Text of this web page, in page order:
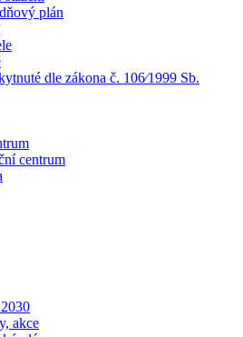
plán
dle zákona č. 106⁄1999 Sb.
centrum
akce